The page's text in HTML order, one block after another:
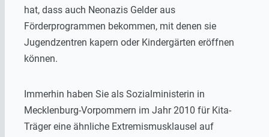
hat, dass auch Neonazis Gelder aus
Förderprogrammen bekommen, mit denen sie
Jugendzentren kapern oder Kindergärten eröffnen
können.
Immerhin haben Sie als Sozialministerin in
Mecklenburg-Vorpommern im Jahr 2010 für Kita-
Träger eine ähnliche Extremismusklausel auf